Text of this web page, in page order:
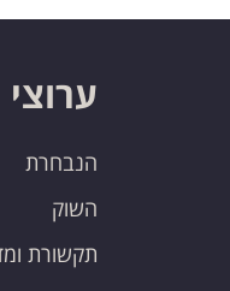
ערוצי
הנבחרת
השוק
תקשורת